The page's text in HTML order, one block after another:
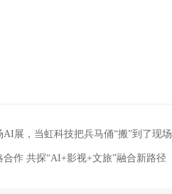
展，当虹科技把兵马俑“搬”到了现场
作 共探“AI+影视+文旅”融合新路径